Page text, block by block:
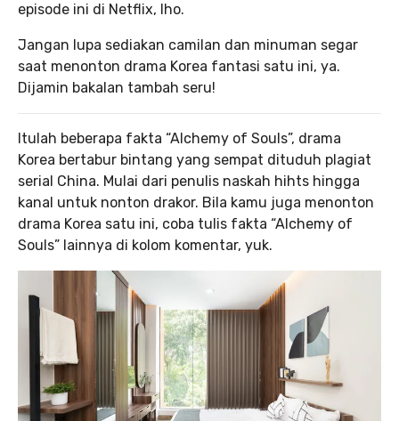
episode ini di Netflix, lho.
Jangan lupa sediakan camilan dan minuman segar
saat menonton drama Korea fantasi satu ini, ya.
Dijamin bakalan tambah seru!
Itulah beberapa fakta “Alchemy of Souls”, drama
Korea bertabur bintang yang sempat dituduh plagiat
serial China. Mulai dari penulis naskah hihts hingga
kanal untuk nonton drakor. Bila kamu juga menonton
drama Korea satu ini, coba tulis fakta “Alchemy of
Souls” lainnya di kolom komentar, yuk.